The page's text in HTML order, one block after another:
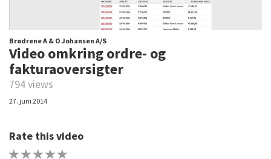
Brødrene A & O Johansen A/S
Video omkring ordre- og
fakturaoversigter
794 views
27. juni 2014
Rate this video